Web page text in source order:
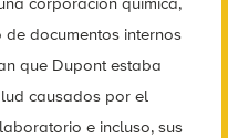
documentos internos
que Dupont estaba
causados por el
e incluso, sus